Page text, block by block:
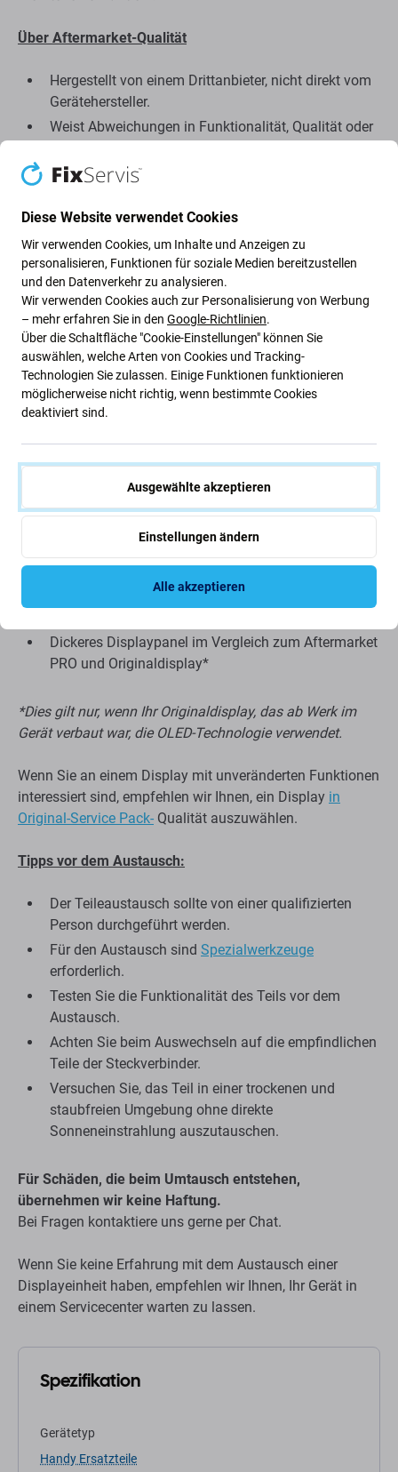
Über Aftermarket-Qualität
Hergestellt von einem Drittanbieter, nicht direkt vom
Gerätehersteller.
Weist Abweichungen in Funktionalität, Qualität oder
zum Original-Herstellerdisplay aufgeführt.
Vorteile:
Niedriger Preis
Mit LCD-Technologie
Nachteile:
Kleinere Anzeigefläche
Etwas höhere Unterkante
Echtes Schwarz kann nicht angezeigt werden
Reduzierte Helligkeit
Niedrigere Auflösung
Geringere Zuverlässigkeit
Breiterer Rahmen um das Display
Höherer Batterieverbrauch im Vergleich zum
Dickeres Displaypanel im Vergleich zum Aftermarket
PRO und Originaldisplay*
*Dies gilt nur, wenn Ihr Originaldisplay, das ab Werk im
Gerät verbaut war, die OLED-Technologie verwendet.
Wenn Sie an einem Display mit unveränderten Funktionen
interessiert sind, empfehlen wir Ihnen, ein Display in
Original-Service Pack- Qualität auszuwählen.
Tipps vor dem Austausch:
Der Teileaustausch sollte von einer qualifizierten
Person durchgeführt werden.
Für den Austausch sind Spezialwerkzeuge
erforderlich.
Testen Sie die Funktionalität des Teils vor dem
Austausch.
Achten Sie beim Auswechseln auf die empfindlichen
Teile der Steckverbinder.
Versuchen Sie, das Teil in einer trockenen und
staubfreien Umgebung ohne direkte
Sonneneinstrahlung auszutauschen.
Für Schäden, die beim Umtausch entstehen,
übernehmen wir keine Haftung.
Bei Fragen kontaktiere uns gerne per Chat.
Wenn Sie keine Erfahrung mit dem Austausch einer
Displayeinheit haben, empfehlen wir Ihnen, Ihr Gerät in
einem Servicecenter warten zu lassen.
Spezifikation
Gerätetyp
Handy Ersatzteile
Diese Website verwendet Cookies
Wir verwenden Cookies, um Inhalte und Anzeigen zu
personalisieren, Funktionen für soziale Medien bereitzustellen
und den Datenverkehr zu analysieren.
Wir verwenden Cookies auch zur Personalisierung von Werbung
– mehr erfahren Sie in den Google-Richtlinien.
Über die Schaltfläche "Cookie-Einstellungen" können Sie
auswählen, welche Arten von Cookies und Tracking-
Technologien Sie zulassen. Einige Funktionen funktionieren
möglicherweise nicht richtig, wenn bestimmte Cookies
deaktiviert sind.
Ausgewählte akzeptieren
Einstellungen ändern
Alle akzeptieren